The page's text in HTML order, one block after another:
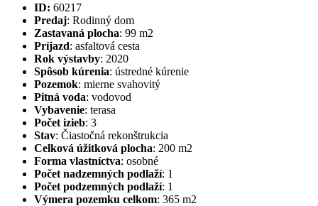
ID: 60217
Predaj: Rodinný dom
Zastavaná plocha: 99 m2
Príjazd: asfaltová cesta
Rok výstavby: 2020
Spôsob kúrenia: ústredné kúrenie
Pozemok: mierne svahovitý
Pitná voda: vodovod
Vybavenie: terasa
Počet izieb: 3
Stav: Čiastočná rekonštrukcia
Celková úžitková plocha: 200 m2
Forma vlastníctva: osobné
Počet nadzemných podlaží: 1
Počet podzemných podlaží: 1
Výmera pozemku celkom: 365 m2